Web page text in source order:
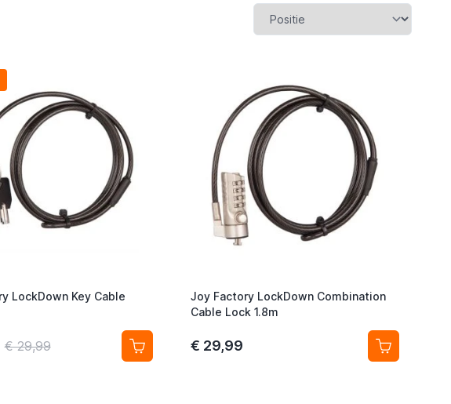
LockDown Key Cable
€ 29,99
Joy Factory LockDown Combination
Cable Lock 1.8m
€ 29,99